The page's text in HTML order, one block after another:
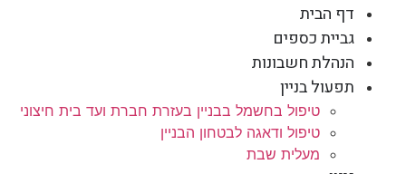
דף הבית
גביית כספים
הנהלת חשבונות
תפעול בניין
טיפול בחשמל בבניין בעזרת חברת ועד בית חיצוני
טיפול ודאגה לבטחון הבניין
מעלית שבת